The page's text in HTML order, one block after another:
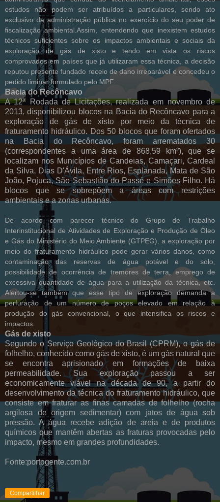
estudos não podem ser atribuídos a particulares, sendo ato
exclusivo da administração pública no exercício do seu poder de
fiscalização ambiental.Assim, entendendo que inexistem estudos
técnicos suficientes sobre os impactos ambientais e sociais da
exploração de gás de xisto e tendo em vista os riscos
comprovados em países que já utilizaram essa técnica, a decisão
reputou presente fundado receio de dano irreparável e concedeu o
pedido liminar formulado pelo MPF.
Bacia do Recôncavo
A 12ª Rodada de Licitações, realizada em novembro de
2013, disponibilizou blocos na Bacia do Recôncavo para a
exploração de gás de xisto por meio da técnica de
fraturamento hidráulico. Dos 50 blocos que foram ofertados
na Bacia do Recôncavo, foram arrematados 30
(correspondentes a uma área de 868,59 km²), que se
localizam nos Municípios de Candeias, Camaçari, Cardeal
da Silva, Dias D'Ávila, Entre Rios, Esplanada, Mata de São
João, Pojuca, São Sebastião do Passé e Simões Filho. Há
blocos que se sobrepõem a áreas com restrições
ambientais e a zonas urbanas.
De acordo com parecer técnico do Grupo de Trabalho
Interinstitucional de Atividades de Exploração e Produção de Óleo
e Gás do Ministério do Meio Ambiente (GTPEG), a exploração por
meio do fraturamento hidráulico pode gerar vários danos, como
contaminação das reservas de água potável e do solo,
possibilidade de ocorrência de tremores de terra, emprego de
excessiva quantidade de água para a utilização da técnica, etc.
Alertou-se também que esse tipo de exploração demanda a
perfuração de um número de poços elevado em relação à
produção do gás convencional, o que intensifica os riscos e
impactos.
Gás de xisto
Segundo o Serviço Geológico do Brasil (CPRM), o gás de
folhelho, conhecido como gás de xisto, é um gás natural que
se encontra aprisionado em formações de baixa
permeabilidade. Sua exploração passou a ser
economicamente viável na década de 90, a partir do
desenvolvimento da técnica do fraturamento hidráulico, que
consiste em fraturar as finas camadas de folhelho (rocha
argilosa de origem sedimentar) com jatos de água sob
pressão. A água recebe adição de areia e de produtos
químicos que mantêm abertas as fraturas provocadas pelo
impacto, mesmo em grandes profundidades.
Fonte:portogente.com.br
Compartilhar